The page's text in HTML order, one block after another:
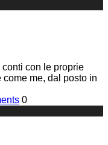
con le proprie
me, dal posto in
0